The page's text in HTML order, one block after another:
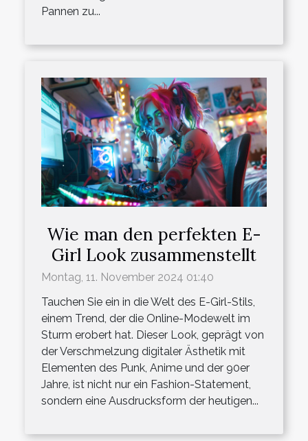
Pannen zu...
Wie man den perfekten E-
Girl Look zusammenstellt
Montag, 11. November 2024 01:40
Tauchen Sie ein in die Welt des E-Girl-Stils,
einem Trend, der die Online-Modewelt im
Sturm erobert hat. Dieser Look, geprägt von
der Verschmelzung digitaler Ästhetik mit
Elementen des Punk, Anime und der 90er
Jahre, ist nicht nur ein Fashion-Statement,
sondern eine Ausdrucksform der heutigen...